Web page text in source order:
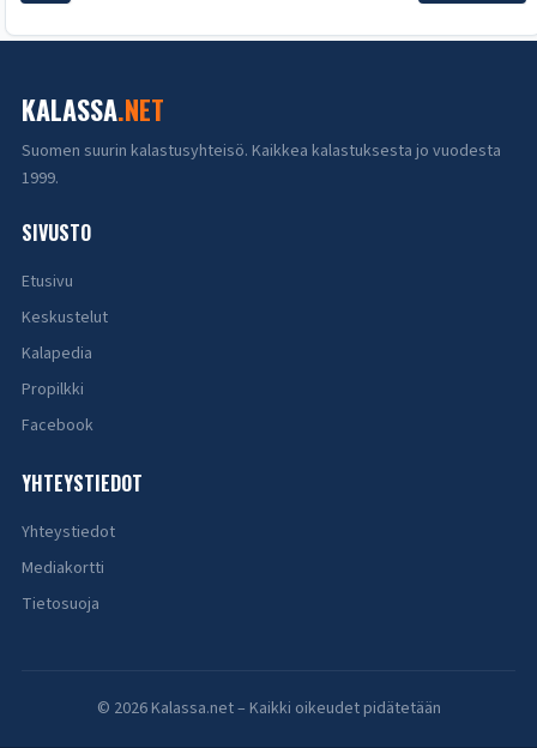
KALASSA.NET
Suomen suurin kalastusyhteisö. Kaikkea kalastuksesta jo vuodesta
1999.
SIVUSTO
Etusivu
Keskustelut
Kalapedia
Propilkki
Facebook
YHTEYSTIEDOT
Yhteystiedot
Mediakortti
Tietosuoja
© 2026 Kalassa.net – Kaikki oikeudet pidätetään